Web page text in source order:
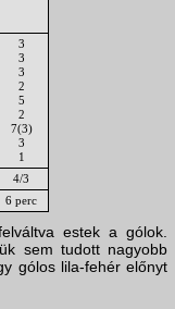
3
3
3
2
5
2
7(3)
3
1
4/3
6 perc
estek a gólok.
sem tudott nagyobb
gólos lila-fehér előnyt